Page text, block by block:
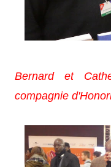
Bernard et
compagnie